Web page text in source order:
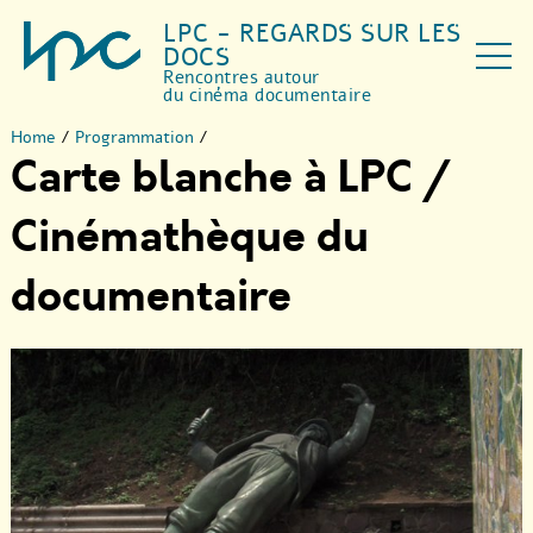
LPC - REGARDS SUR LES
DOCS
Rencontres autour
du cinéma documentaire
Home / Programmation /
Carte blanche à LPC /
Cinémathèque du
documentaire